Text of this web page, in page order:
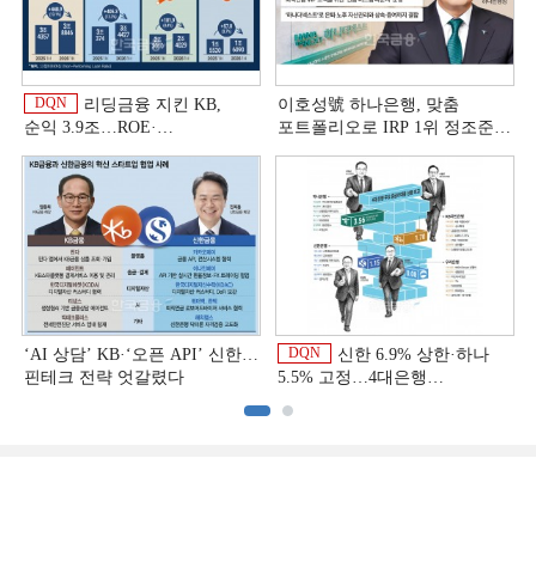
DQN
리딩금융 지킨 KB,
순익 3.9조…ROE·
상반기 금융 리그테이블]
이호성號 하나은행, 맞춤
포트폴리오로 IRP 1위 정조준
‘AI 상담’ KB·‘오픈 API’ 신한…
핀테크 전략 엇갈렸다
DQN
신한 6.9% 상한·하나
5.5% 고정…4대은행